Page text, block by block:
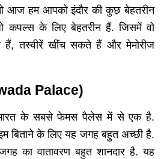
आज हम आपको इंदौर की कुछ बेहतरीन
कपल्स के लिए बेहतरीन हैं. जिसमें वो
हैं, तस्वीरें खींच सकते हैं और मेमोरीज
Palace)
भारत के सबसे फेमस पैलेस में से एक है.
बिताने के लिए यह जगह बहुत अच्छी है.
का वातावरण बहुत शानदार है. यह